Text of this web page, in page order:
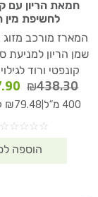
חמאת הריון עם
לחשיפת מין
המארז מורכב מזוג
שמן הריון למניעת
קונפטי ורוד
₪438.30
400 מ"ל ₪79.48 ל- 100 מ"ל
☆
☆
☆
☆
☆